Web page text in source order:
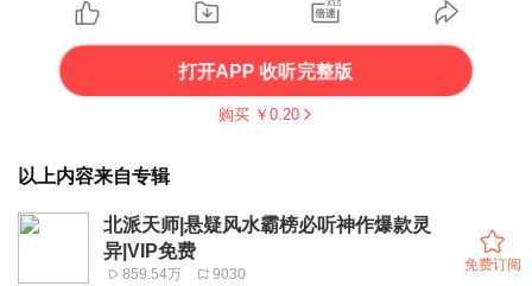
打开APP 收听完整版
购买 ￥ 0.20
以上内容来自专辑
北派天师|悬疑风水霸榜必听神作爆款灵
异|VIP免费
859.54万 9030
免费订阅